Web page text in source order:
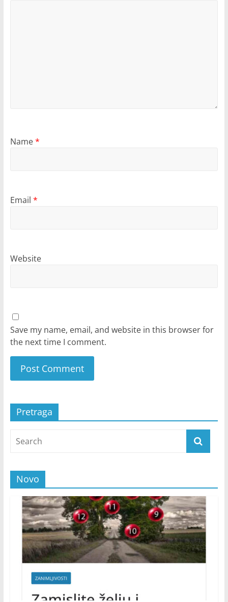
Name*
Email *
Website
Save my name, email, and website in this browser for
the next time I comment.
Pretraga
Novo